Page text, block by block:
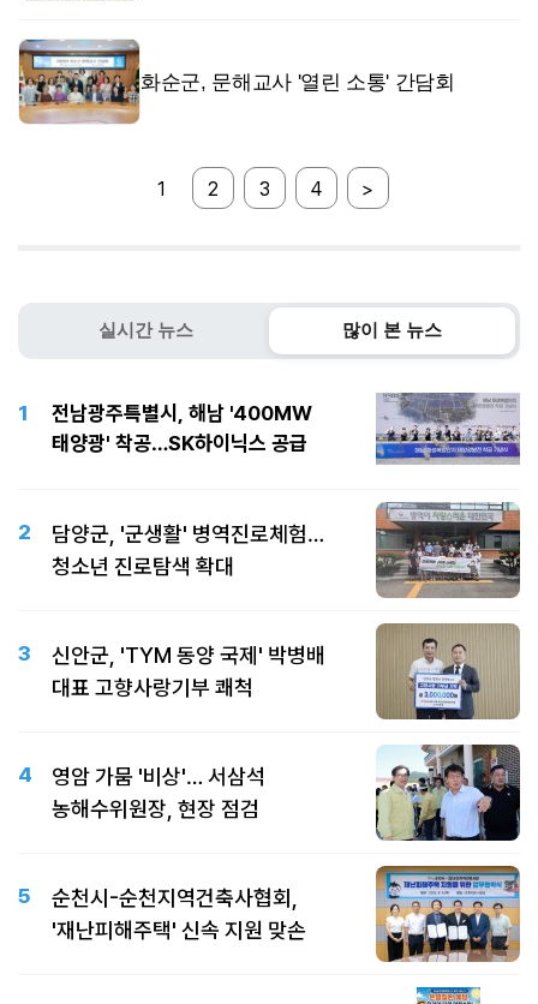
화순군, 문해교사 '열린 소통' 간담회
1 2 3 4 >
실시간 뉴스 많이 본 뉴스
1
전남광주특별시, 해남 '400MW
태양광' 착공…SK하이닉스 공급
2
담양군, '군생활' 병역진로체험…
청소년 진로탐색 확대
3
신안군, 'TYM 동양 국제' 박병배
대표 고향사랑기부 쾌척
4
영암 가뭄 '비상'… 서삼석
농해수위원장, 현장 점검
5
순천시-순천지역건축사협회,
'재난피해주택' 신속 지원 맞손